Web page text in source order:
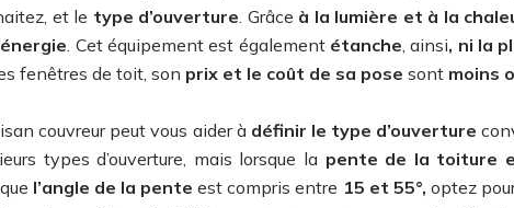
et le type d’ouverture . Grâce à la lumière et à la
. Cet équipement est également étanche , ainsi, ni la
fenêtres de toit, son prix et le coût de sa pose sont moins
couvreur peut vous aider à définir le type d’ouverture
types d’ouverture, mais lorsque la pente de la toiture
l’angle de la pente est compris entre 15 et 55°, optez